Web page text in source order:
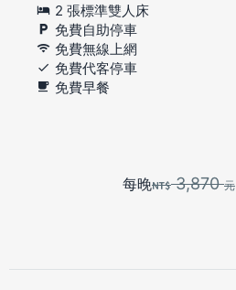
2 張標準雙人床
免費自助停車
免費無線上網
免費代客停車
免費早餐
每晚 3,870元